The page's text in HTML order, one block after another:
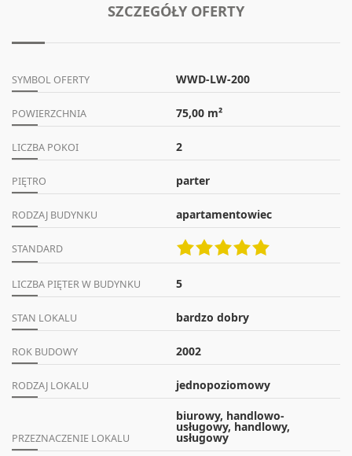
SZCZEGÓŁY OFERTY
SYMBOL OFERTY WWD-LW-200
POWIERZCHNIA 75,00 m²
LICZBA POKOI 2
PIĘTRO parter
RODZAJ BUDYNKU apartamentowiec
STANDARD
LICZBA PIĘTER W BUDYNKU 5
STAN LOKALU bardzo dobry
ROK BUDOWY 2002
RODZAJ LOKALU jednopoziomowy
PRZEZNACZENIE LOKALU
biurowy, handlowo-
usługowy, handlowy,
usługowy